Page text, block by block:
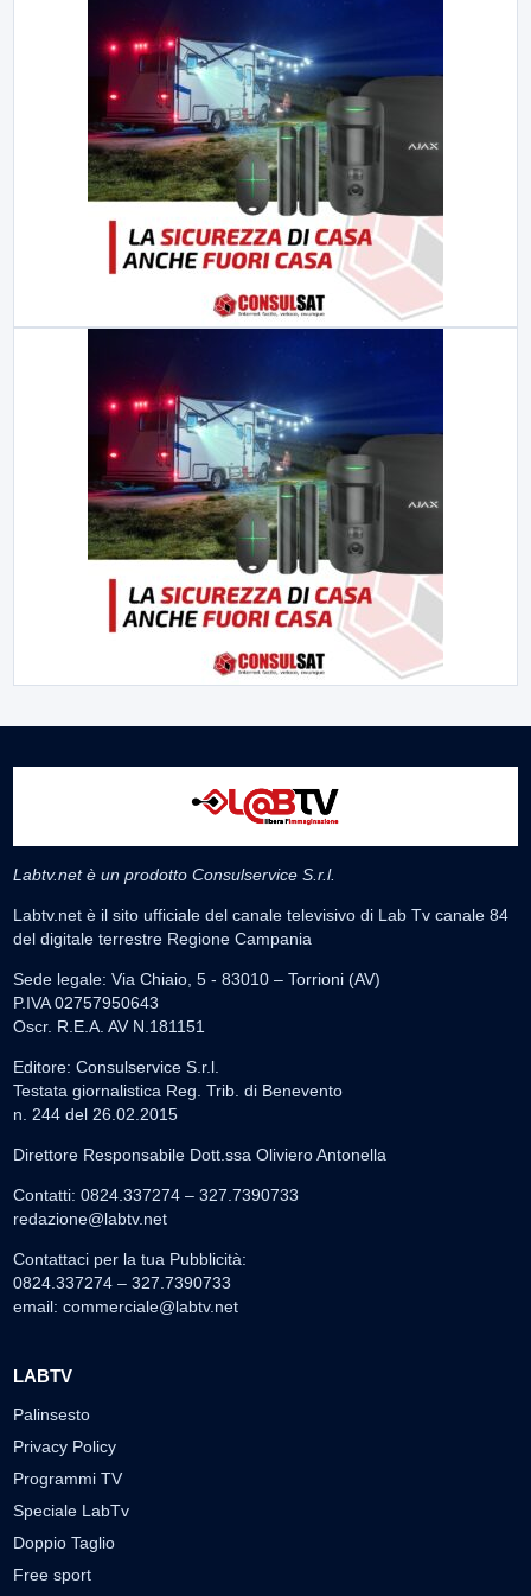
Labtv.net è un prodotto Consulservice S.r.l.
Labtv.net è il sito ufficiale del canale televisivo di Lab Tv canale 84
del digitale terrestre Regione Campania
Sede legale: Via Chiaio, 5 - 83010 – Torrioni (AV)
P.IVA 02757950643
Oscr. R.E.A. AV N.181151
Editore: Consulservice S.r.l.
Testata giornalistica Reg. Trib. di Benevento
n. 244 del 26.02.2015
Direttore Responsabile Dott.ssa Oliviero Antonella
Contatti: 0824.337274 – 327.7390733
redazione@labtv.net
Contattaci per la tua Pubblicità:
0824.337274 – 327.7390733
email: commerciale@labtv.net
LABTV
Palinsesto
Privacy Policy
Programmi TV
Speciale LabTv
Doppio Taglio
Free sport